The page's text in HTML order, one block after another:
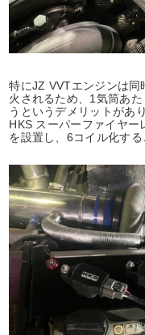
特にJZ VVTエンジンは同
火されるため、1気筒あ
うというデメリットがあ
HKS スーパーファイヤ
を設置し、6コイル化す